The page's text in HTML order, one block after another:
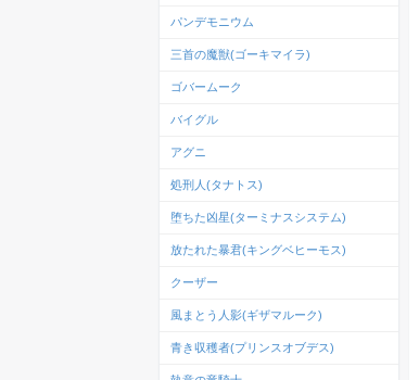
パンデモニウム
三首の魔獣(ゴーキマイラ)
ゴバームーク
バイグル
アグニ
処刑人(タナトス)
堕ちた凶星(ターミナスシステム)
放たれた暴君(キングベヒーモス)
クーザー
風まとう人影(ギザマルーク)
青き収穫者(プリンスオブデス)